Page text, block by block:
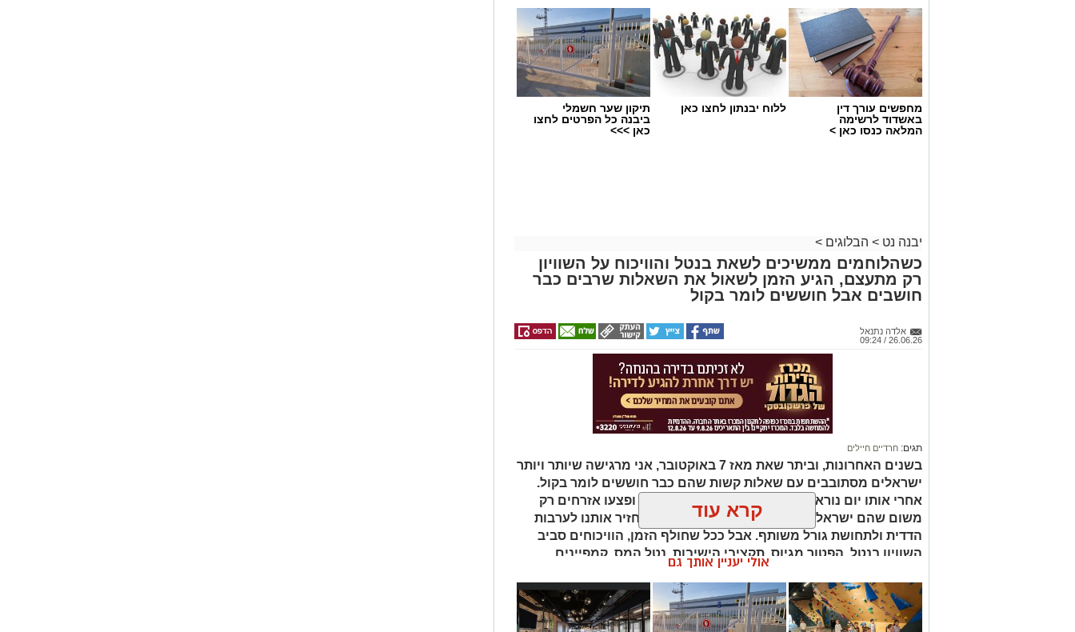
יש לכם מידע חשוב שטרם נחשף? צילומים מאירוע חדשותי? מצאתם טעות
בכתבה? נשמח שתשתפו אותנו
מחפשים עורך דין
באשדוד לרשימה
המלאה כנסו כאן >
ללוח יבנתון לחצו כאן
תיקון שער חשמלי
ביבנה כל הפרטים לחצו
כאן >>>
יבנה נט > הבלוגים >
כשהלוחמים ממשיכים לשאת בנטל והוויכוח על השוויון
רק מתעצם, הגיע הזמן לשאול את השאלות שרבים כבר
חושבים אבל חוששים לומר בקול
אלדה נתנאל
26.06.26 / 09:24
תגים: חרדיים חיילים
בשנים האחרונות, וביתר שאת מאז 7 באוקטובר, אני מרגישה שיותר ויותר
ישראלים מסתובבים עם שאלות קשות שהם כבר חוששים לומר בקול.
אחרי אותו יום נורא, שבו מחבלי חמאס רצחו, חטפו ופצעו אזרחים רק
משום שהם ישראלים ויהודים, נדמה היה שהאסון יחזיר אותנו לערבות
הדדית ולתחושת גורל משותף. אבל ככל שחולף הזמן, הוויכוחים סביב
השוויון בנטל, הפטור מגיוס, תקציבי הישיבות, נטל המס, קמפיינים
ייעודיים למגזרים מסוימים והמחאות נגד גיוס בני ישיבות רק הולכים
ומעמיקים. בזמן שהלוחמים והמילואימניקים ממשיכים לשלם מחיר כבד
כדי להגן על כולנו, רבים שואלים האם האחריות הלאומית מתחלקת
באמת באופן שוויוני. זו אינה קריאה נגד ציבור כזה או אחר, אלא קריאה
קרא עוד
אולי יעניין אותך גם